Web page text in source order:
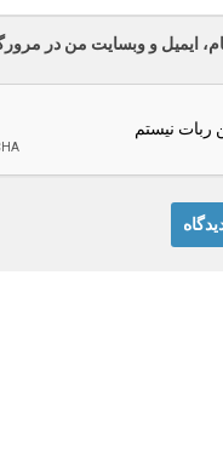
ایمیل و وبسایت من در